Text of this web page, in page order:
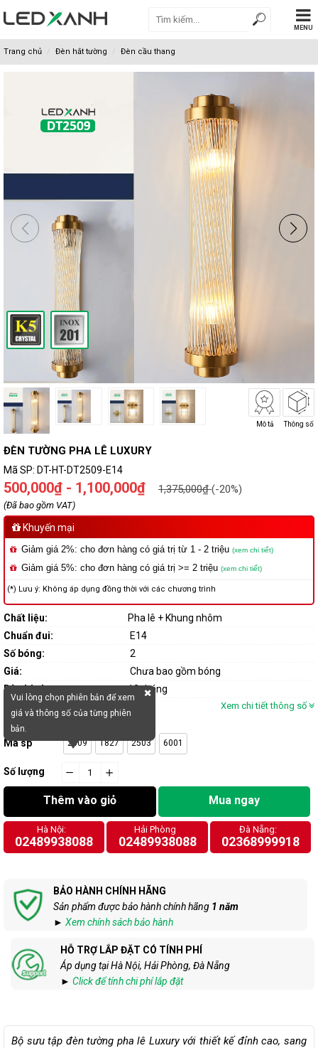
MENU
Trang chủ Đèn hắt tường Đèn cầu thang
Mô tả Thông số
ĐÈN TƯỜNG PHA LÊ LUXURY
Mã SP: DT-HT-DT2509-E14
500,000₫ - 1,100,000₫ 1,375,000₫(-20%)
(Đã bao gồm VAT)
Khuyến mại
Giảm giá 2%: cho đơn hàng có giá trị từ 1 - 2 triệu (xem chi tiết)
Giảm giá 5%: cho đơn hàng có giá trị >= 2 triệu (xem chi tiết)
(*) Lưu ý: Không áp dụng đồng thời với các chương trình
Chất liệu:
Pha lê + Khung nhôm
Chuẩn đui:
E14
Số bóng:
2
Giá:
Chưa bao gồm bóng
Bảo hành:
12 tháng
Xem chi tiết thông số
Vui lòng chọn phiên bản để xem
giá và thông số của từng phiên
bản.
Mã sp 2509 1827 2503 6001
Số lượng
Thêm vào giỏ Mua ngay
Hà Nội:
02489938088
Hải Phòng
02489938088
Đà Nẵng:
02368999918
BẢO HÀNH CHÍNH HÃNG
Sản phẩm được bảo hành chính hãng 1 năm
► Xem chính sách bảo hành
HỖ TRỢ LẮP ĐẶT CÓ TÍNH PHÍ
Áp dụng tại Hà Nội, Hải Phòng, Đà Nẵng
► Click để tính chi phí lắp đặt
Bộ sưu tập đèn tường pha lê Luxury với thiết kế đỉnh cao, sang